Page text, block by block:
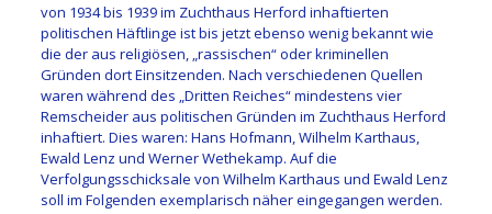
von 1934 bis 1939 im Zuchthaus Herford inhaftierten
politischen Häftlinge ist bis jetzt ebenso wenig bekannt wie
die der aus religiösen, „rassischen“ oder kriminellen
Gründen dort Einsitzenden. Nach verschiedenen Quellen
waren während des „Dritten Reiches“ mindestens vier
Remscheider aus politischen Gründen im Zuchthaus Herford
inhaftiert. Dies waren: Hans Hofmann, Wilhelm Karthaus,
Ewald Lenz und Werner Wethekamp. Auf die
Verfolgungsschicksale von Wilhelm Karthaus und Ewald Lenz
soll im Folgenden exemplarisch näher eingegangen werden.